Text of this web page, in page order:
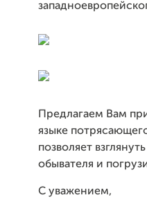
Предлагаем Вам
языке
позволяет
обывателя и
С уважением,